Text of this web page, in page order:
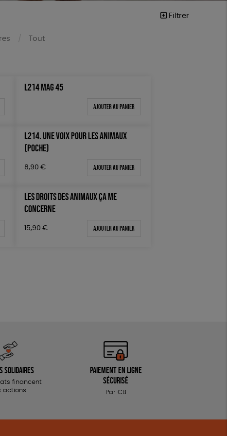
Filtrer
Tout
L214 MAG 45
Ajouter au panier
L214. UNE VOIX POUR LES ANIMAUX
(POCHE)
8,90 € Ajouter au panier
LES DROITS DES ANIMAUX ÇA ME
CONCERNE
15,90 € Ajouter au panier
solidaires
financent
actions
Paiement en ligne
sécurisé
Par CB